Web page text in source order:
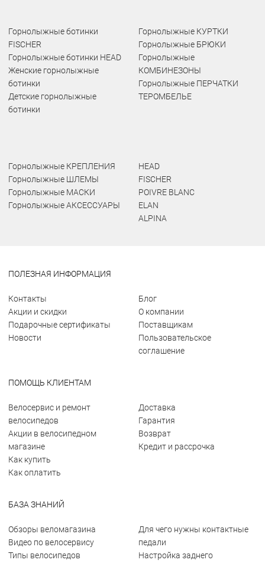
Горнолыжные ботинки
FISCHER
Горнолыжные ботинки HEAD
Женские горнолыжные
ботинки
Детские горнолыжные
ботинки
Горнолыжные КУРТКИ
Горнолыжные БРЮКИ
Горнолыжные
КОМБИНЕЗОНЫ
Горнолыжные ПЕРЧАТКИ
ТЕРОМБЕЛЬЕ
Горнолыжные КРЕПЛЕНИЯ
Горнолыжные ШЛЕМЫ
Горнолыжные МАСКИ
Горнолыжные АКСЕССУАРЫ
HEAD
FISCHER
POIVRE BLANC
ELAN
ALPINA
ПОЛЕЗНАЯ ИНФОРМАЦИЯ
Контакты
Акции и скидки
Подарочные сертификаты
Новости
Блог
О компании
Поставщикам
Пользовательское
соглашение
ПОМОЩЬ КЛИЕНТАМ
Велосервис и ремонт
велосипедов
Акции в велосипедном
магазине
Как купить
Как оплатить
Доставка
Гарантия
Возврат
Кредит и рассрочка
БАЗА ЗНАНИЙ
Обзоры веломагазина
Видео по велосервису
Типы велосипедов
Для чего нужны контактные
педали
Настройка заднего